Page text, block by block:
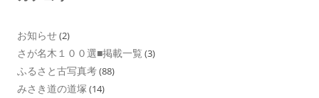
お知らせ(2)
さが名木１００選■掲載一覧 (3)
ふるさと古写真考(88)
みさき道の道塚 (14)